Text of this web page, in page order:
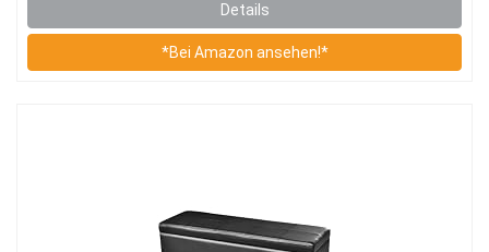
Details
*Bei Amazon ansehen!*